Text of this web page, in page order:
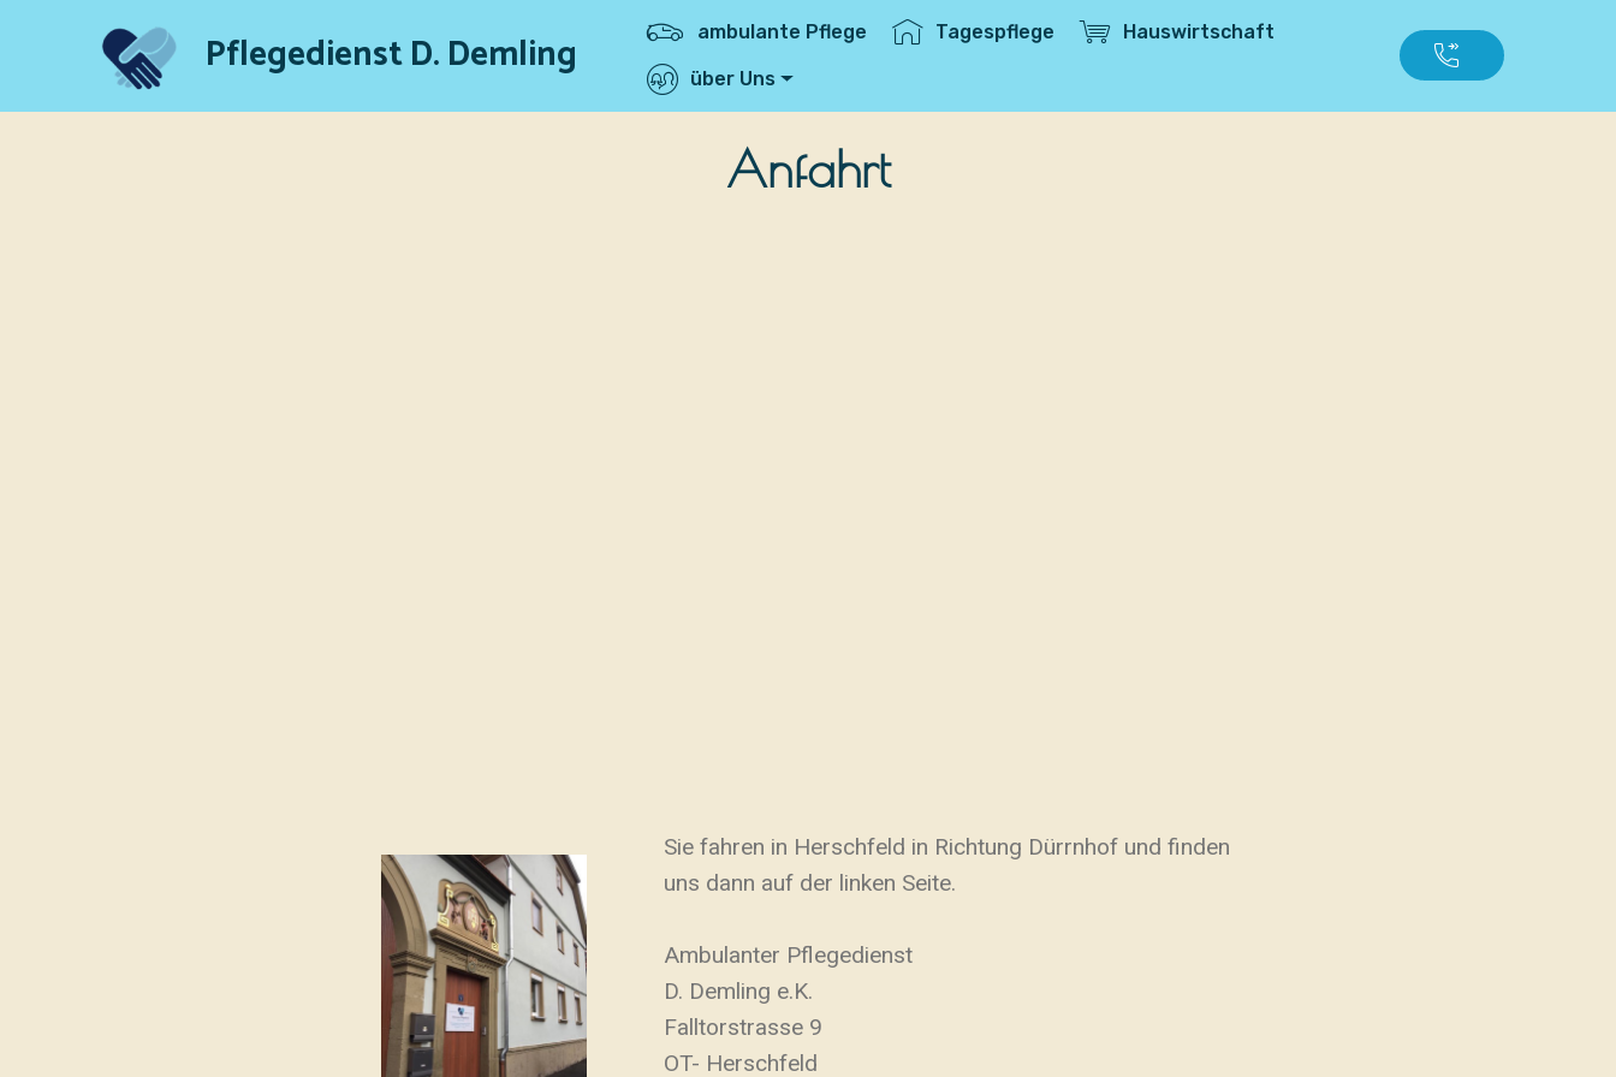
Anfahrt
Sie fahren in Herschfeld in Richtung Dürrnhof und finden
uns dann auf der linken Seite.
Ambulanter Pflegedienst
D. Demling e.K.
Falltorstrasse 9
OT- Herschfeld
Pflegedienst D. Demling ambulante Pflege Tagespflege Hauswirtschaft
über Uns